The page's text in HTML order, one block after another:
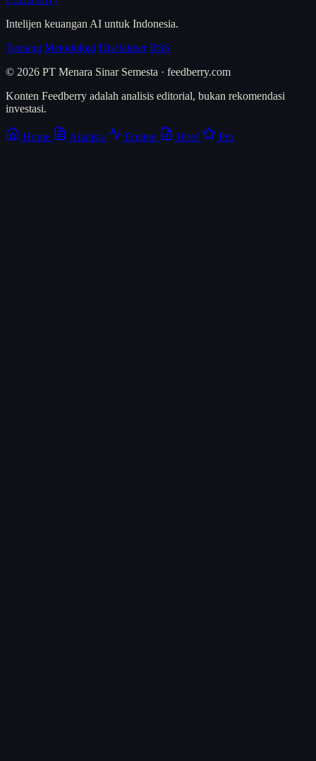
Intelijen keuangan AI untuk Indonesia.
Tentang Metodologi Disclaimer RSS
© 2026 PT Menara Sinar Semesta · feedberry.com
Konten Feedberry adalah analisis editorial, bukan rekomendasi
investasi.
Home Analisis Emiten Brief Pro